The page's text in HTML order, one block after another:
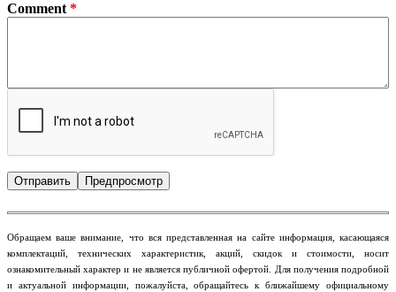
Comment *
​Обращаем ваше внимание, что вся представленная на сайте информация, касающаяся
комплектаций, технических характеристик, акций, скидок и стоимости, носит
ознакомительный характер и не является публичной офертой. Для получения подробной
и актуальной информации, пожалуйста, обращайтесь к ближайшему официальному